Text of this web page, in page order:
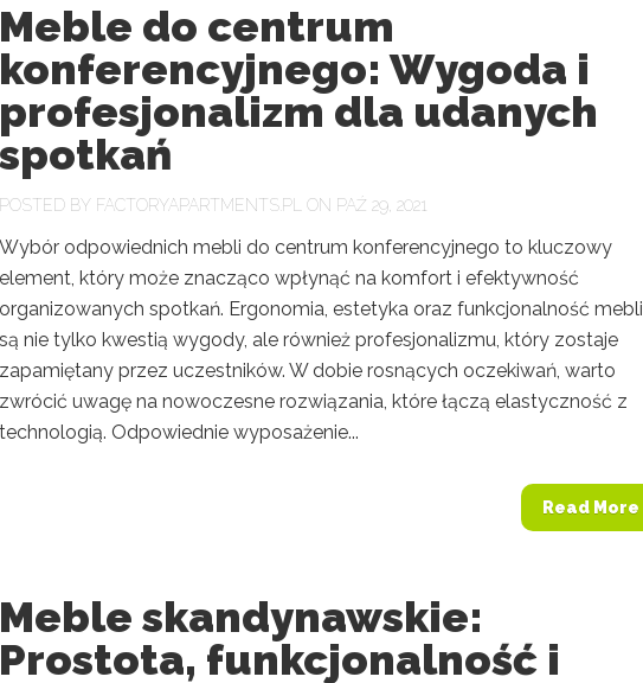
Meble do centrum
konferencyjnego: Wygoda i
profesjonalizm dla udanych
spotkań
POSTED BY FACTORYAPARTMENTS.PL ON PAŹ 29, 2021
Wybór odpowiednich mebli do centrum konferencyjnego to kluczowy
element, który może znacząco wpłynąć na komfort i efektywność
organizowanych spotkań. Ergonomia, estetyka oraz funkcjonalność mebli
są nie tylko kwestią wygody, ale również profesjonalizmu, który zostaje
zapamiętany przez uczestników. W dobie rosnących oczekiwań, warto
zwrócić uwagę na nowoczesne rozwiązania, które łączą elastyczność z
technologią. Odpowiednie wyposażenie...
Read More
Meble skandynawskie:
Prostota, funkcjonalność i